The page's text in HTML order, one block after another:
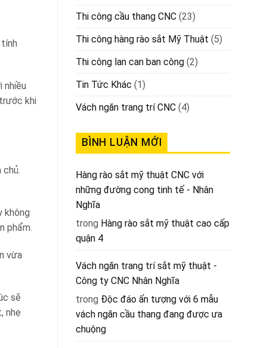
nhiều
khi
không
phẩm.
vừa
sẽ
nhẹ
Thi công cầu thang CNC (23)
Thi công hàng rào sắt Mỹ Thuật (5)
Thi công lan can ban công (2)
Tin Tức Khác (1)
Vách ngăn trang trí CNC (4)
BÌNH LUẬN MỚI
Hàng rào sắt mỹ thuật CNC với
những đường cong tinh tế - Nhân
Nghĩa
trong Hàng rào sắt mỹ thuật cao cấp
quận 4
Vách ngăn trang trí sắt mỹ thuật -
Công ty CNC Nhân Nghĩa
trong Độc đáo ấn tượng với 6 mẫu
vách ngăn cầu thang đang được ưa
chuộng